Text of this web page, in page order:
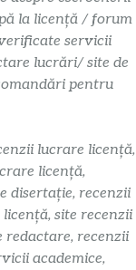
la licență / forum
servicii
lucrări/ site de
pentru
lucrare licență,
licență,
disertație, recenzii
site recenzii
redactare, recenzii
academice,